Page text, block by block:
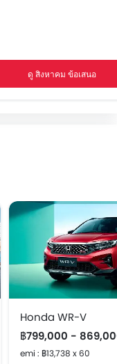
ดู สิงหาคม ข้อเสนอ
Honda WR-V
฿799,000 -
emi : ฿13,738 x 60